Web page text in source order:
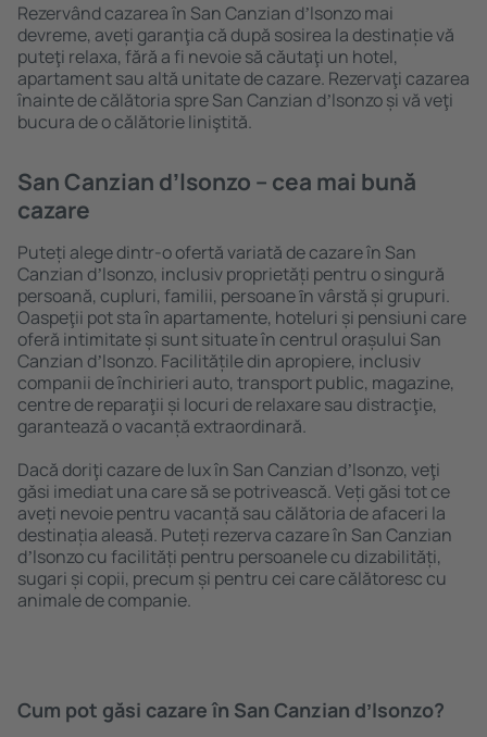
Rezervând cazarea în San Canzian dʼlsonzo mai
devreme, aveți garanţia că după sosirea la destinație vă
puteţi relaxa, fără a fi nevoie să căutaţi un hotel,
apartament sau altă unitate de cazare. Rezervaţi cazarea
înainte de călătoria spre San Canzian dʼlsonzo și vă veţi
bucura de o călătorie liniştită.
San Canzian dʼlsonzo – cea mai bună
cazare
Puteți alege dintr-o ofertă variată de cazare în San
Canzian dʼlsonzo, inclusiv proprietăți pentru o singură
persoană, cupluri, familii, persoane ȋn vârstă și grupuri.
Oaspeţii pot sta în apartamente, hoteluri și pensiuni care
oferă intimitate și sunt situate în centrul orașului San
Canzian dʼlsonzo. Facilitățile din apropiere, inclusiv
companii de închirieri auto, transport public, magazine,
centre de reparaţii și locuri de relaxare sau distracţie,
garantează o vacanță extraordinară.
Dacă doriţi cazare de lux în San Canzian dʼlsonzo, veţi
găsi imediat una care să se potrivească. Veți găsi tot ce
aveți nevoie pentru vacanță sau călătoria de afaceri la
destinația aleasă. Puteți rezerva cazare în San Canzian
dʼlsonzo cu facilități pentru persoanele cu dizabilități,
sugari și copii, precum și pentru cei care călătoresc cu
animale de companie.
Cum pot găsi cazare în San Canzian dʼlsonzo?